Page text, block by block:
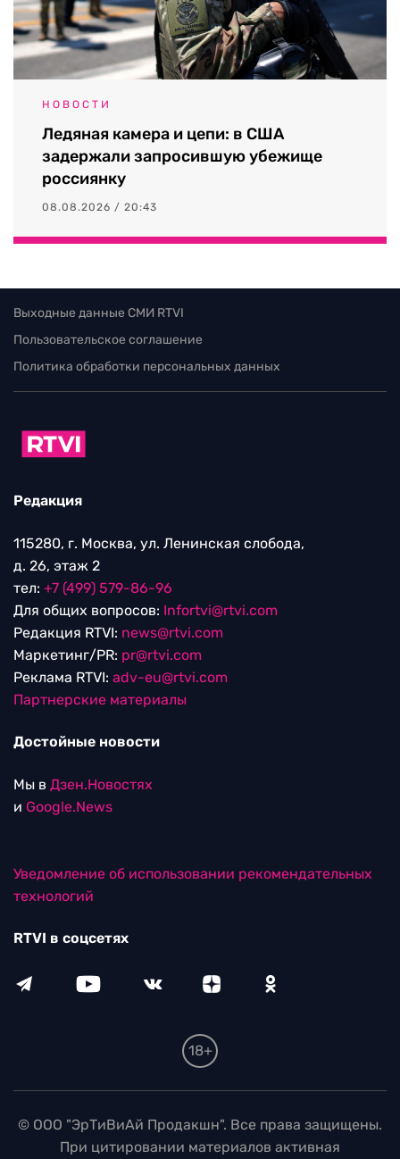
НОВОСТИ
Ледяная камера и цепи: в США
задержали запросившую убежище
россиянку
08.08.2026 / 20:43
Выходные данные СМИ RTVI
Пользовательское соглашение
Политика обработки персональных данных
Редакция
115280, г. Москва, ул. Ленинская слобода,
д. 26, этаж 2
тел: +7 (499) 579-86-96
Для общих вопросов: Infortvi@rtvi.com
Редакция RTVI: news@rtvi.com
Маркетинг/PR: pr@rtvi.com
Реклама RTVI: adv-eu@rtvi.com
Партнерские материалы
Достойные новости
Мы в Дзен.Новостях
и Google.News
Уведомление об использовании рекомендательных
технологий
RTVI в соцсетях
18+
© ООО "ЭрТиВиАй Продакшн". Все права защищены.
При цитировании материалов активная